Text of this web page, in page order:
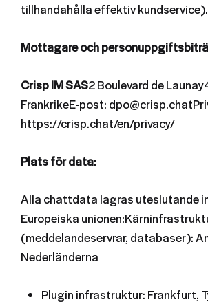
tillhandahålla effektiv kundservice).
Mottagare och
Crisp IM SAS2 Boulevard de
FrankrikeE-post:
https://crisp.chat/en/privacy/
Plats för data:
Alla chattdata lagras uteslutande
Europeiska
(meddelandeservrar, databaser):
Nederländerna
Plugin infrastruktur: Frankfurt,